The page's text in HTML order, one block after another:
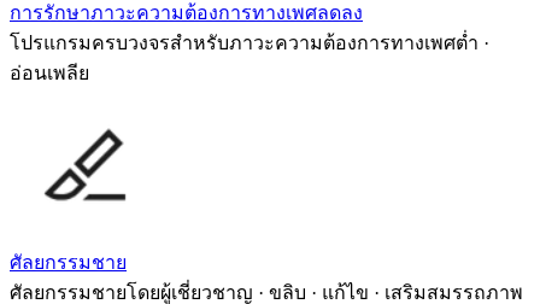
การรักษาภาวะความต้องการทางเพศลดลง
โปรแกรมครบวงจรสำหรับภาวะความต้องการทางเพศต่ำ ·
อ่อนเพลีย
ศัลยกรรมชาย
ศัลยกรรมชายโดยผู้เชี่ยวชาญ · ขลิบ · แก้ไข · เสริมสมรรถภาพ